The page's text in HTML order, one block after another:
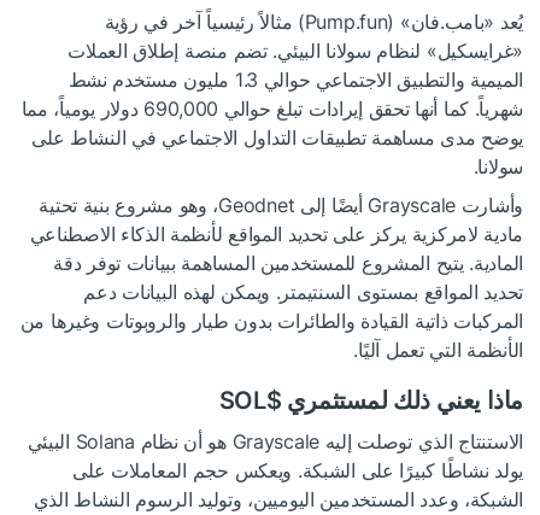
يُعد «بامب.فان» (Pump.fun) مثالاً رئيسياً آخر في رؤية
«غرايسكيل» لنظام سولانا البيئي. تضم منصة إطلاق العملات
الميمية والتطبيق الاجتماعي حوالي 1.3 مليون مستخدم نشط
شهرياً. كما أنها تحقق إيرادات تبلغ حوالي 690,000 دولار يومياً، مما
يوضح مدى مساهمة تطبيقات التداول الاجتماعي في النشاط على
سولانا.
وأشارت Grayscale أيضًا إلى Geodnet، وهو مشروع بنية تحتية
مادية لامركزية يركز على تحديد المواقع لأنظمة الذكاء الاصطناعي
المادية. يتيح المشروع للمستخدمين المساهمة ببيانات توفر دقة
تحديد المواقع بمستوى السنتيمتر. ويمكن لهذه البيانات دعم
المركبات ذاتية القيادة والطائرات بدون طيار والروبوتات وغيرها من
الأنظمة التي تعمل آليًا.
ماذا يعني ذلك لمستثمري $SOL
الاستنتاج الذي توصلت إليه Grayscale هو أن نظام Solana البيئي
يولد نشاطًا كبيرًا على الشبكة. ويعكس حجم المعاملات على
الشبكة، وعدد المستخدمين اليوميين، وتوليد الرسوم النشاط الذي